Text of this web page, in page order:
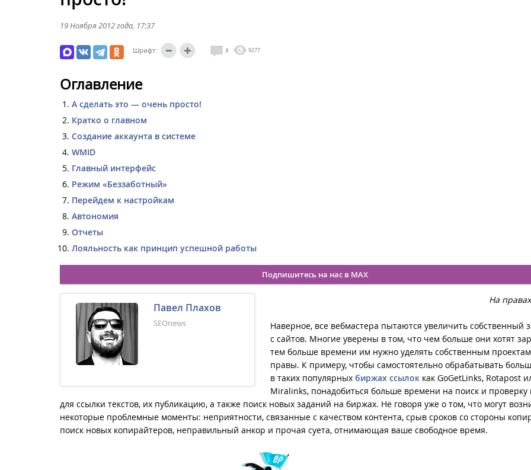
19 Ноября 2012 года , 17:37
Шрифт: 3 9277
Оглавление
А сделать это — очень просто!
Кратко о главном
Создание аккаунта в системе
WMID
Главный интерфейс
Режим «Беззаботный»
Перейдем к настройкам
Автономия
Отчеты
Лояльность как принцип успешной работы
Подпишитесь на нас в MAX
Павел Плахов
SEOnews
На
Наверное, все вебмастера пытаются увеличить собственный
с сайтов. Многие уверены в том, что чем больше они хотят
тем больше времени им нужно уделять собственным
правы. К примеру, чтобы самостоятельно обрабатывать
в таких популярных биржах ссылок как GoGetLinks, Rotapost
Miralinks, понадобиться больше времени на поиск и
для ссылки текстов, их публикацию, а также поиск новых заданий на биржах. Не говоря уже о том, что могут
некоторые проблемные моменты: неприятности, связанные с качеством контента, срыв сроков со стороны
поиск новых копирайтеров, неправильный анкор и прочая суета, отнимающая ваше свободное время.